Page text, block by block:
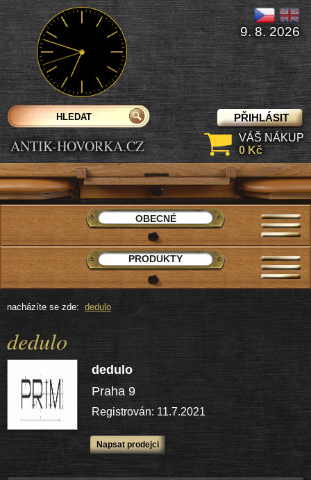
nacházíte se zde: dedulo
dedulo
dedulo
Praha 9
Registrován: 11.7.2021
Napsat prodejci
ANTIK-HOVORKA.CZ
PŘIHLÁSIT
9. 8. 2026
VÁŠ NÁKUP
0 Kč
OBECNÉ
PRODUKTY